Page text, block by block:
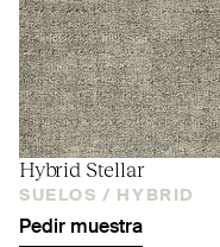
Hybrid Stellar
SUELOS / HYBRID
Pedir muestra